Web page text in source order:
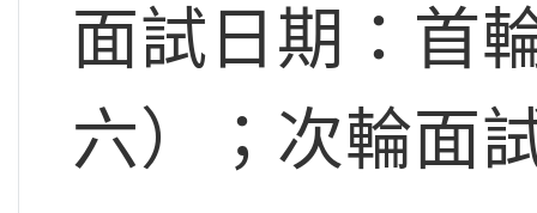
面試日期：首
六）；次輪面